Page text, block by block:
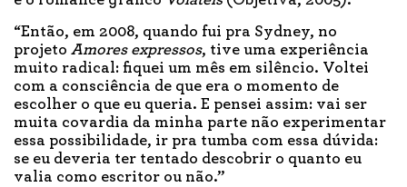
“Então, em 2008, quando fui pra Sydney, no
projeto Amores expressos, tive uma experiência
muito radical: fiquei um mês em silêncio. Voltei
com a consciência de que era o momento de
escolher o que eu queria. E pensei assim: vai ser
muita covardia da minha parte não experimentar
essa possibilidade, ir pra tumba com essa dúvida:
se eu deveria ter tentado descobrir o quanto eu
valia como escritor ou não.”